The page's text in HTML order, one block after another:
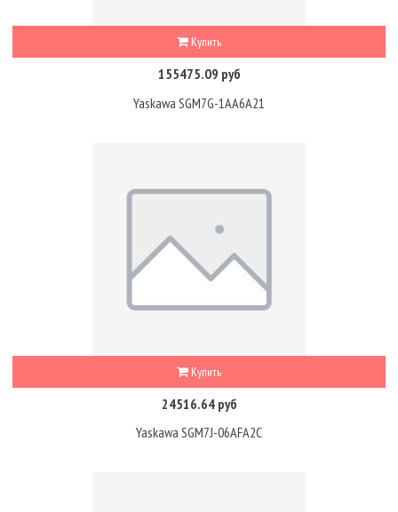
Купить
155475.09 руб
Yaskawa SGM7G-1AA6A21
Купить
24516.64 руб
Yaskawa SGM7J-06AFA2C